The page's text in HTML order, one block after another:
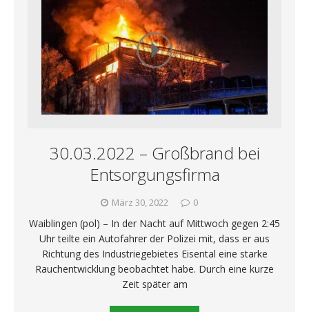
30.03.2022 – Großbrand bei
Entsorgungsfirma
März 30, 2022 0
Waiblingen (pol) – In der Nacht auf Mittwoch gegen 2:45
Uhr teilte ein Autofahrer der Polizei mit, dass er aus
Richtung des Industriegebietes Eisental eine starke
Rauchentwicklung beobachtet habe. Durch eine kurze
Zeit später am